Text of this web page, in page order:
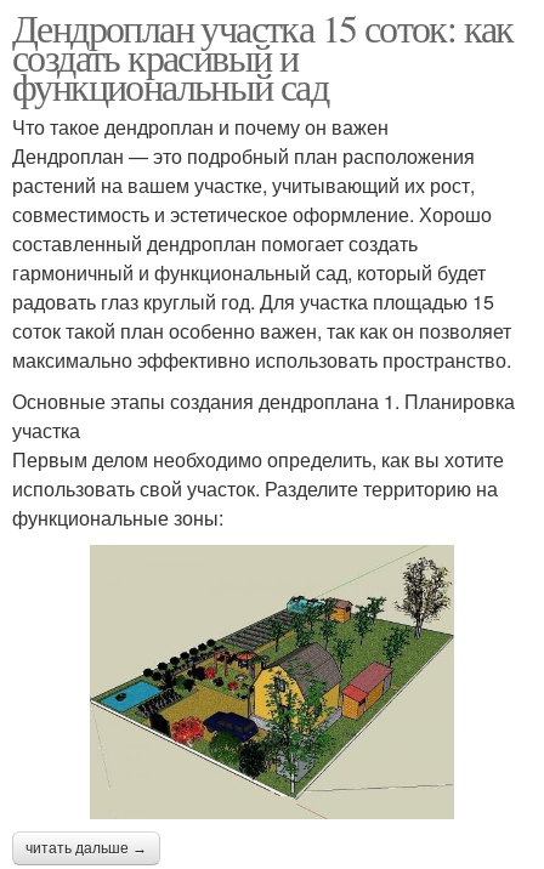
Дендроплан участка 15 соток: как
создать красивый и
функциональный сад
Что такое дендроплан и почему он важен
Дендроплан — это подробный план расположения
растений на вашем участке, учитывающий их рост,
совместимость и эстетическое оформление. Хорошо
составленный дендроплан помогает создать
гармоничный и функциональный сад, который будет
радовать глаз круглый год. Для участка площадью 15
соток такой план особенно важен, так как он позволяет
максимально эффективно использовать пространство.
Основные этапы создания дендроплана 1. Планировка
участка
Первым делом необходимо определить, как вы хотите
использовать свой участок. Разделите территорию на
функциональные зоны:
читать дальше →